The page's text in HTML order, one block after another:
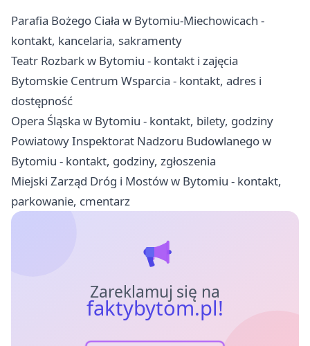
Parafia Bożego Ciała w Bytomiu-Miechowicach -
kontakt, kancelaria, sakramenty
Teatr Rozbark w Bytomiu - kontakt i zajęcia
Bytomskie Centrum Wsparcia - kontakt, adres i
dostępność
Opera Śląska w Bytomiu - kontakt, bilety, godziny
Powiatowy Inspektorat Nadzoru Budowlanego w
Bytomiu - kontakt, godziny, zgłoszenia
Miejski Zarząd Dróg i Mostów w Bytomiu - kontakt,
parkowanie, cmentarz
Zareklamuj się na
faktybytom.pl!